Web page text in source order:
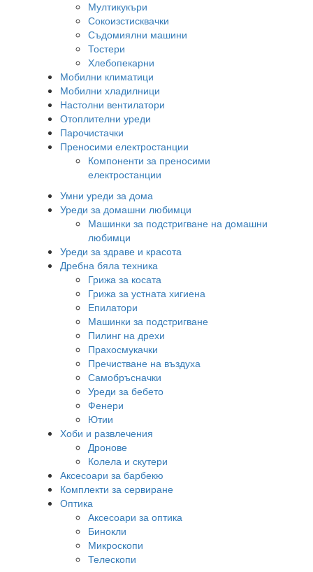
Мултикукъри
Сокоизстисквачки
Съдомиялни машини
Тостери
Хлебопекарни
Мобилни климатици
Мобилни хладилници
Настолни вентилатори
Отоплителни уреди
Парочистачки
Преносими електростанции
Компоненти за преносими
електростанции
Умни уреди за дома
Уреди за домашни любимци
Машинки за подстригване на домашни
любимци
Уреди за здраве и красота
Дребна бяла техника
Грижа за косата
Грижа за устната хигиена
Епилатори
Машинки за подстригване
Пилинг на дрехи
Прахосмукачки
Пречистване на въздуха
Самобръсначки
Уреди за бебето
Фенери
Ютии
Хоби и развлечения
Дронове
Колела и скутери
Аксесоари за барбекю
Комплекти за сервиране
Оптика
Аксесоари за оптика
Бинокли
Микроскопи
Телескопи